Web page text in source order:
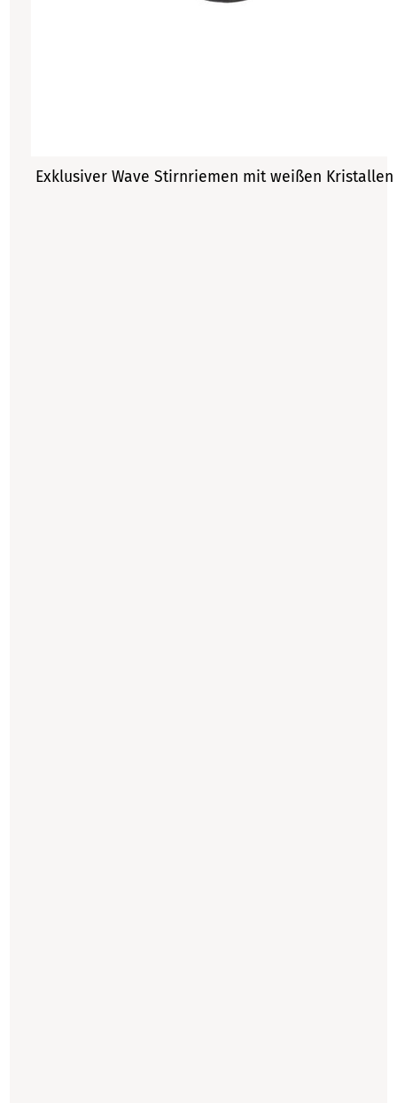
Exklusiver Wave Stirnriemen mit weißen Kristallen